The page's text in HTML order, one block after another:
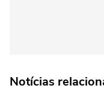
Notícias